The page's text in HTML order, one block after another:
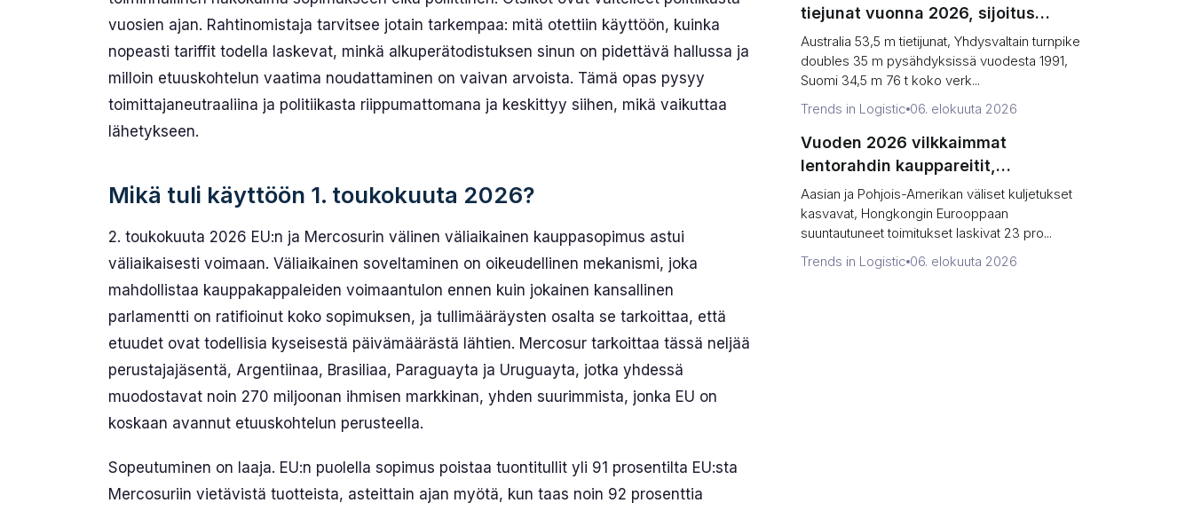
vuosien ajan. Rahtinomistaja tarvitsee jotain tarkempaa: mitä otettiin käyttöön, kuinka
nopeasti tariffit todella laskevat, minkä alkuperätodistuksen sinun on pidettävä hallussa ja
milloin etuuskohtelun vaatima noudattaminen on vaivan arvoista. Tämä opas pysyy
toimittajaneutraaliina ja politiikasta riippumattomana ja keskittyy siihen, mikä vaikuttaa
lähetykseen.
Mikä tuli käyttöön 1. toukokuuta 2026?
2. toukokuuta 2026 EU:n ja Mercosurin välinen väliaikainen kauppasopimus astui
väliaikaisesti voimaan. Väliaikainen soveltaminen on oikeudellinen mekanismi, joka
mahdollistaa kauppakappaleiden voimaantulon ennen kuin jokainen kansallinen
parlamentti on ratifioinut koko sopimuksen, ja tullimääräysten osalta se tarkoittaa, että
etuudet ovat todellisia kyseisestä päivämäärästä lähtien. Mercosur tarkoittaa tässä neljää
perustajajäsentä, Argentiinaa, Brasiliaa, Paraguayta ja Uruguayta, jotka yhdessä
muodostavat noin 270 miljoonan ihmisen markkinan, yhden suurimmista, jonka EU on
koskaan avannut etuuskohtelun perusteella.
Sopeutuminen on laaja. EU:n puolella sopimus poistaa tuontitullit yli 91 prosentilta EU:sta
Mercosuriin vietävistä tuotteista, asteittain ajan myötä, kun taas noin 92 prosenttia
tiejunat vuonna 2026, sijoitus
(ennätykset vs. lakisääteiset rajat)
Australia 53,5 m tietijunat, Yhdysvaltain turnpike
doubles 35 m pysähdyksissä vuodesta 1991,
Suomi 34,5 m 76 t koko verk...
Trends in Logistic 06. elokuuta 2026
Vuoden 2026 vilkkaimmat
lentorahdin kauppareitit,
järjestettynä (tonnimäärä vs.
suunta)
Aasian ja Pohjois-Amerikan väliset kuljetukset
kasvavat, Hongkongin Eurooppaan
suuntautuneet toimitukset laskivat 23 pro...
Trends in Logistic 06. elokuuta 2026